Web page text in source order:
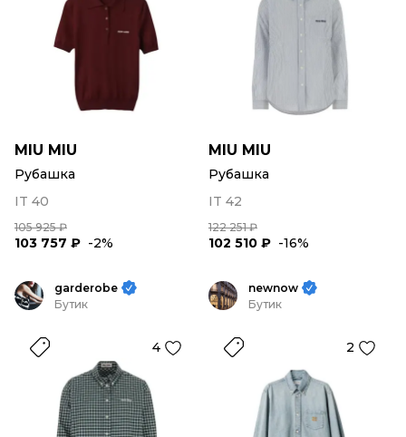
MIU MIU
Рубашка
IT 40
105 925 ₽
103 757 ₽ -2%
MIU MIU
Рубашка
IT 42
122 251 ₽
102 510 ₽ -16%
garderobe
Бутик
4
newnow
Бутик
2